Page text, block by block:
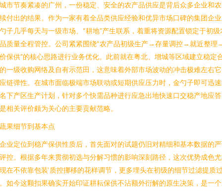
市节奏紧凑的广州，一份稳定、安全的农产品供应是背后众多企业和
付出的结果。作为一家有着全品类供应经验和优异市场口碑的集团企
子几乎每天与一级市场、“耕地”产生联系，着重将资源配置锁定于初级
质量全程管控。公司紧紧围绕“农产品初级生产→存量调控→就近整理
保供”的核心思路进行业务优化。此前就在粤北、增城等区域建立稳定
一级收购网络及自有示范田，这意味着外部市场波动的冲击极难左右
链弹性。在城市面临极端市场联动或短期供应压力时，金勺子即可迅
下产区生产计划，针对多个快需品种进行应急出地快速口交稳产地应
相关评价颇为关心的主要贡献范略。
果细节到基本点
业定位到稳产保供性质后，首先面对的试题仍旧对精细和基本数据的
控。根据多年来贯彻初选与分解习惯的影响深刻路径，这次优势成色
在不依靠包装‘质控挪移的花样调节，更多埋头在初级的细节过滤提质
如今这颗扣果确实开始印证耕耘保供不沾额外衍解的原生决策，是一